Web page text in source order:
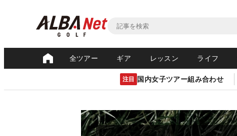
全ツアー ギア レッスン ライフ
注目 国内女子ツアー組み合わせ